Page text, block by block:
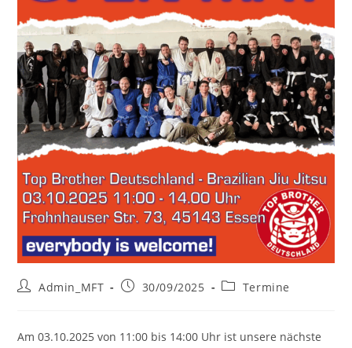
Beitrags-
Admin_MFT
Beitrag30/09/2025
Beitrags-
Termine
Am 03.10.2025 von 11:00 bis 14:00 Uhr ist unsere nächste